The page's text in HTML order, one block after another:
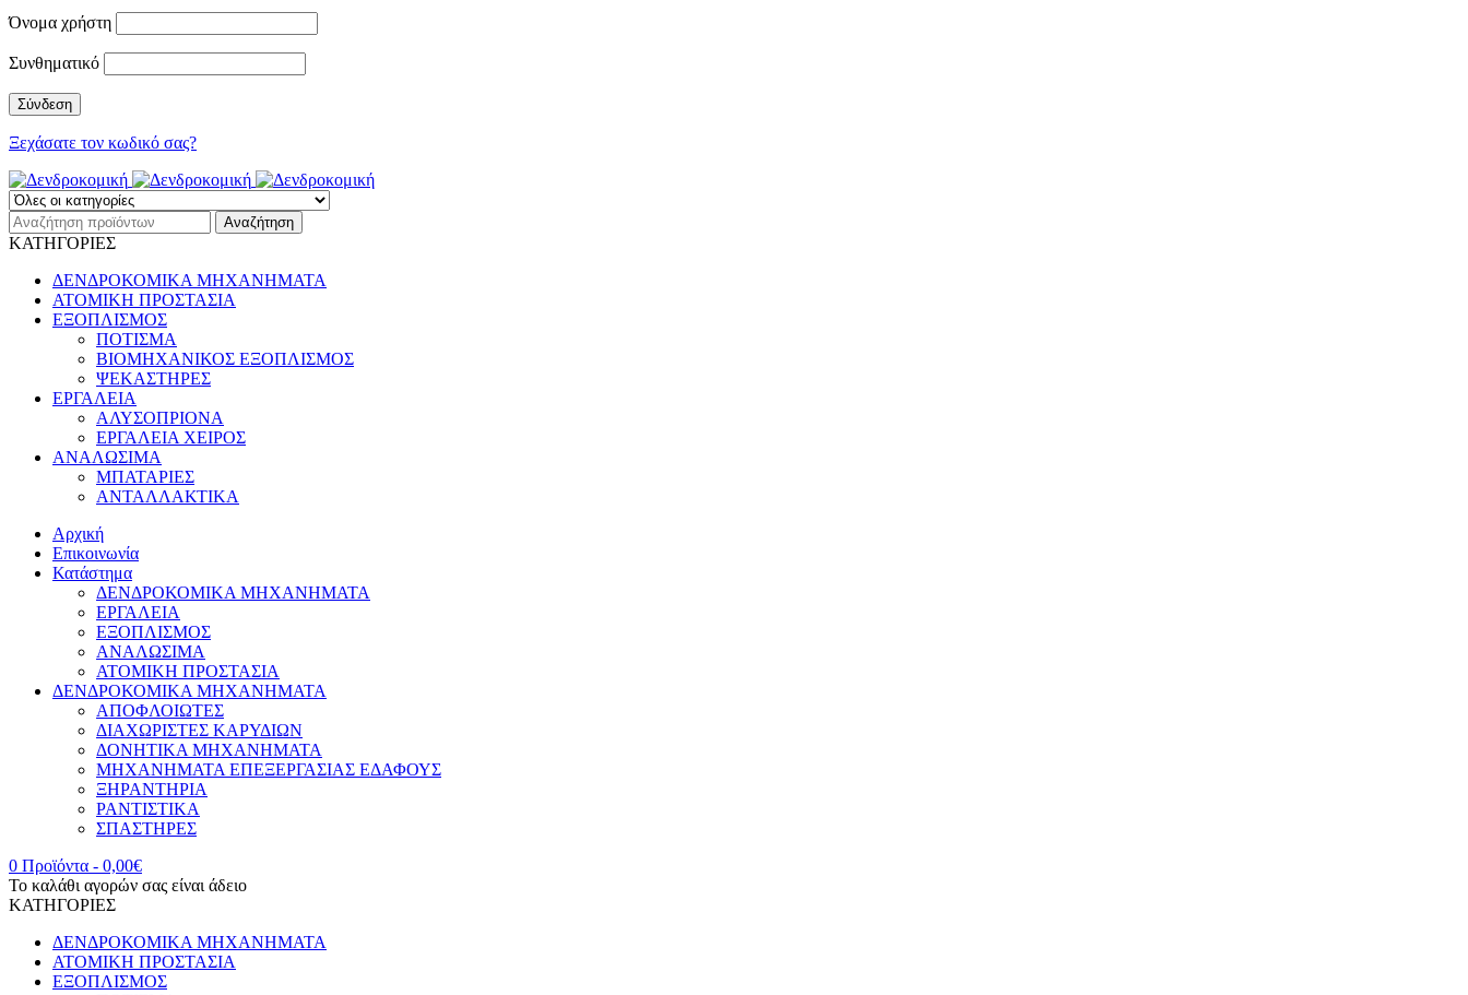
Όνομα χρήστη
Συνθηματικό
Ξεχάσατε τον κωδικό σας?
ΚΑΤΗΓΟΡΙΕΣ
ΔΕΝΔΡΟΚΟΜΙΚΑ ΜΗΧΑΝΗΜΑΤΑ
ΑΤΟΜΙΚΗ ΠΡΟΣΤΑΣΙΑ
ΕΞΟΠΛΙΣΜΟΣ
ΠΟΤΙΣΜΑ
ΒΙΟΜΗΧΑΝΙΚΟΣ ΕΞΟΠΛΙΣΜΟΣ
ΨΕΚΑΣΤΗΡΕΣ
ΕΡΓΑΛΕΙΑ
ΑΛΥΣΟΠΡΙΟΝΑ
ΕΡΓΑΛΕΙΑ ΧΕΙΡΟΣ
ΑΝΑΛΩΣΙΜΑ
ΜΠΑΤΑΡΙΕΣ
ΑΝΤΑΛΛΑΚΤΙΚΑ
Αρχική
Επικοινωνία
Κατάστημα
ΔΕΝΔΡΟΚΟΜΙΚΑ ΜΗΧΑΝΗΜΑΤΑ
ΕΡΓΑΛΕΙΑ
ΕΞΟΠΛΙΣΜΟΣ
ΑΝΑΛΩΣΙΜΑ
ΑΤΟΜΙΚΗ ΠΡΟΣΤΑΣΙΑ
ΔΕΝΔΡΟΚΟΜΙΚΑ ΜΗΧΑΝΗΜΑΤΑ
ΑΠΟΦΛΟΙΩΤΕΣ
ΔΙΑΧΩΡΙΣΤΕΣ ΚΑΡΥΔΙΩΝ
ΔΟΝΗΤΙΚΑ ΜΗΧΑΝΗΜΑΤΑ
ΜΗΧΑΝΗΜΑΤΑ ΕΠΕΞΕΡΓΑΣΙΑΣ ΕΔΑΦΟΥΣ
ΞΗΡΑΝΤΗΡΙΑ
ΡΑΝΤΙΣΤΙΚΑ
ΣΠΑΣΤΗΡΕΣ
0 Προϊόντα - 0,00€
Το καλάθι αγορών σας είναι άδειο
ΚΑΤΗΓΟΡΙΕΣ
ΔΕΝΔΡΟΚΟΜΙΚΑ ΜΗΧΑΝΗΜΑΤΑ
ΑΤΟΜΙΚΗ ΠΡΟΣΤΑΣΙΑ
ΕΞΟΠΛΙΣΜΟΣ